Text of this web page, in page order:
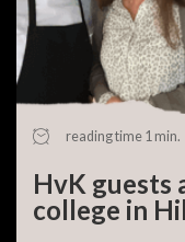
reading time 1 min.
HvK guests
college in